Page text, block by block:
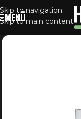
Skip to navigation
Skip to main content
MENÜ